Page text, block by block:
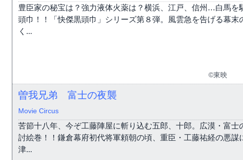
豊臣家の秘宝は？強力液体火薬は？横浜、江戸、信州…白馬を
頭巾！！「快傑黒頭巾」シリーズ第８弾。風雲急を告げる幕
く...
©東映
曽我兄弟 富士の夜襲
Movie Circus
苦節十八年、今ぞ工藤陣屋に斬り込む五郎、十郎。広漠・富
討絵巻！！鎌倉幕府初代将軍頼朝の頃、重臣・工藤祐経の悪
津...